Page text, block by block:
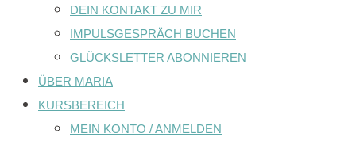
DEIN KONTAKT ZU MIR
IMPULSGESPRÄCH BUCHEN
GLÜCKSLETTER ABONNIEREN
ÜBER MARIA
KURSBEREICH
MEIN KONTO / ANMELDEN